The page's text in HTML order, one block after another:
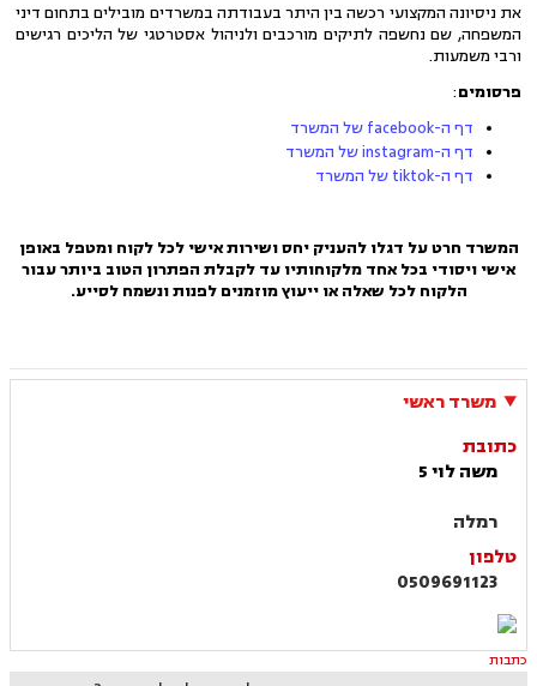
את ניסיונה המקצועי רכשה בין היתר בעבודתה במשרדים מובילים בתחום דיני
המשפחה, שם נחשפה לתיקים מורכבים ולניהול אסטרטגי של הליכים רגישים
ורבי משמעות.
פרסומים:
דף ה-facebook של המשרד
דף ה-instagram של המשרד
דף ה-tiktok של המשרד
המשרד חרט על דגלו להעניק יחס ושירות אישי לכל לקוח ומטפל באופן
אישי ויסודי בכל אחד מלקוחותיו עד לקבלת הפתרון הטוב ביותר עבור
הלקוח לכל שאלה או ייעוץ מוזמנים לפנות ונשמח לסייע.
משרד ראשי
כתובת
משה לוי 5
רמלה
טלפון
0509691123
כתבות